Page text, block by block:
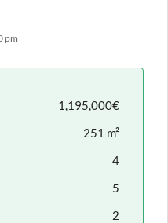
pm
1,195,000€
251 m²
4
5
2